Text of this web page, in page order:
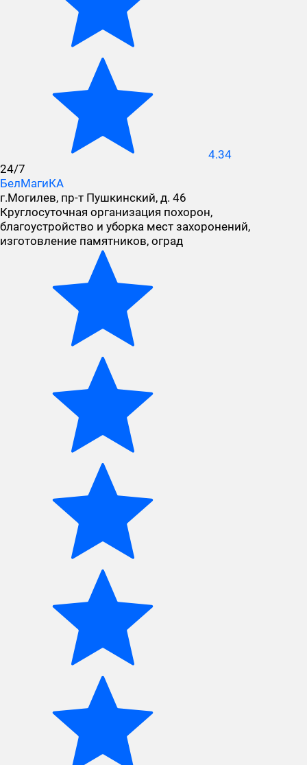
4.34
24/7
БелМагиКА
г.Могилев, пр-т Пушкинский, д. 46
Круглосуточная организация похорон,
благоустройство и уборка мест захоронений,
изготовление памятников, оград